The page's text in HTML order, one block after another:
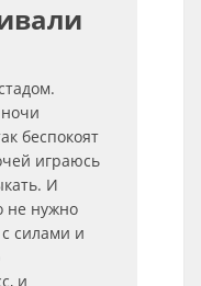
беспокоят
играюсь
И
не нужно
силами и
и